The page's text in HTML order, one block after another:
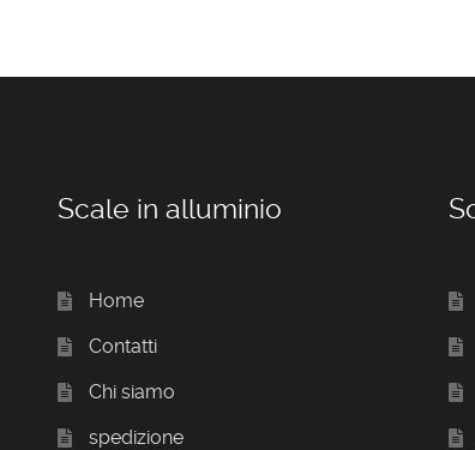
Scale in alluminio
Home
Contatti
Chi siamo
spedizione